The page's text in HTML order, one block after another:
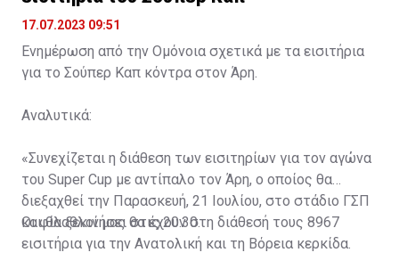
17.07.2023 09:51
Ενημέρωση από την Ομόνοια σχετικά με τα εισιτήρια
για το Σούπερ Καπ κόντρα στον Άρη.
Αναλυτικά:
«Συνεχίζεται η διάθεση των εισιτηρίων για τον αγώνα
του Super Cup με αντίπαλο τον Άρη, ο οποίος θα
διεξαχθεί την Παρασκευή, 21 Ιουλίου, στο στάδιο ΓΣΠ
και θα ξεκινήσει στις 20:30.
Οι φίλαθλοί μας θα έχουν στη διάθεσή τους 8967
εισιτήρια για την Ανατολική και τη Βόρεια κερκίδα.